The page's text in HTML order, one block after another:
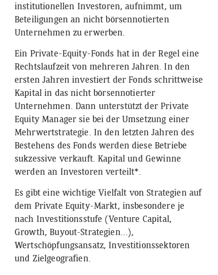
institutionellen Investoren, aufnimmt, um
Beteiligungen an nicht börsennotierten
Unternehmen zu erwerben.​
Ein Private-Equity-Fonds hat in der Regel eine
Rechtslaufzeit von mehreren Jahren. In den
ersten Jahren investiert der Fonds schrittweise
Kapital in das nicht börsennotierter
Unternehmen. Dann unterstützt der Private
Equity Manager sie bei der Umsetzung einer
Mehrwertstrategie. In den letzten Jahren des
Bestehens des Fonds werden diese Betriebe
sukzessive verkauft. Kapital und Gewinne
werden an Investoren verteilt*.
Es gibt eine wichtige Vielfalt von Strategien auf
dem Private Equity-Markt, insbesondere je
nach Investitionsstufe (Venture Capital,
Growth, Buyout-Strategien...),
Wertschöpfungsansatz, Investitionssektoren
und Zielgeografien.